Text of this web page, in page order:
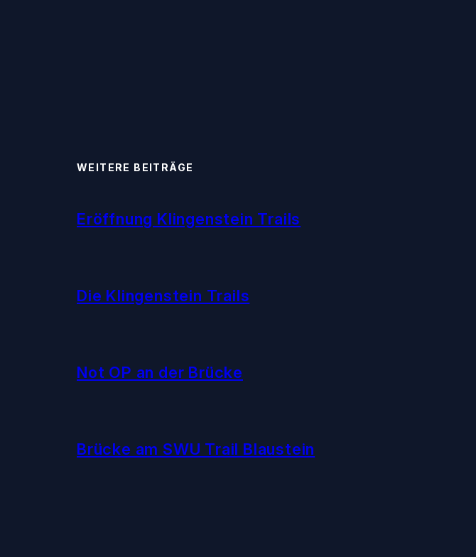
WEITERE BEITRÄGE
Eröffnung Klingenstein Trails
Die Klingenstein Trails
Not OP an der Brücke
Brücke am SWU Trail Blaustein